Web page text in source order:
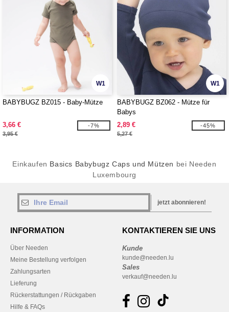
W1
BABYBUGZ BZ015 - Baby-Mütze
3,66 €
3,95 €
-7%
W1
BABYBUGZ BZ062 - Mütze für
Babys
2,89 €
5,27 €
-45%
Einkaufen Basics Babybugz Caps und Mützen bei Needen
Luxembourg
jetzt abonnieren!
INFORMATION
Über Needen
Meine Bestellung verfolgen
Zahlungsarten
Lieferung
Rückerstattungen / Rückgaben
Hilfe & FAQs
KONTAKTIEREN SIE UNS
Kunde
kunde@needen.lu
Sales
verkauf@needen.lu